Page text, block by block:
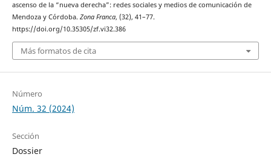
ascenso de la “nueva derecha”: redes sociales y medios de comunicación de
Mendoza y Córdoba. Zona Franca, (32), 41–77.
https://doi.org/10.35305/zf.vi32.386
Más formatos de cita
Número
Núm. 32 (2024)
Sección
Dossier